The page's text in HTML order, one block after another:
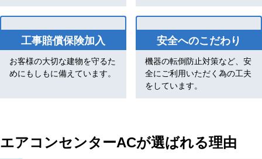
工事賠償保険加入
お客様の大切な建物を守るた
めにもしもに備えています。
安全へのこだわり
機器の転倒防止対策など、安
全にご利用いただく為の工夫
をしています。
エアコンセンターACが選ばれる理由